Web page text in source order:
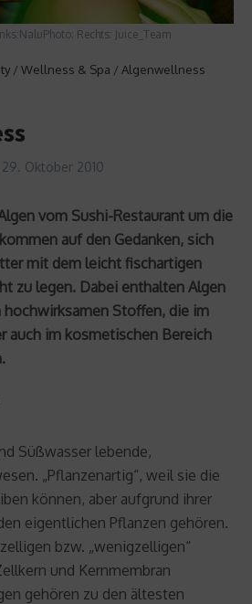
Rechts: Juice_Team
/ Wellness & Spa / Algenwellness
29. Oktober 2010
vom Sushi-Restaurant um die
auf den Gedanken, sich
mit dem leicht fischartigen
zu legen. Dabei enthalten Algen
hochwirksamen Stoffen, die im
auch im kosmetischen Bereich
Süßwasser lebende,
„Pflanzenartig“, weil sie die
können, aber aufgrund ihrer
eigentlichen Pflanzen gehören.
bzw. „wenigzelligen“
und Kernmembran
gehören zu den ältesten